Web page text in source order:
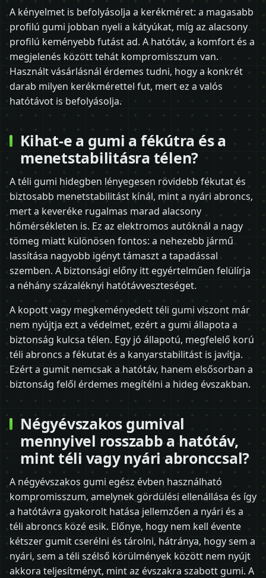
A kényelmet is befolyásolja a kerékméret: a magasabb
profilú gumi jobban nyeli a kátyúkat, míg az alacsony
profilú keményebb futást ad. A hatótáv, a komfort és a
megjelenés között tehát kompromisszum van.
Használt vásárlásnál érdemes tudni, hogy a konkrét
darab milyen kerékmérettel fut, mert ez a valós
hatótávot is befolyásolja.
Kihat-e a gumi a fékútra és a
menetstabilitásra télen?
A téli gumi hidegben lényegesen rövidebb fékutat és
biztosabb menetstabilitást kínál, mint a nyári abroncs,
mert a keveréke rugalmas marad alacsony
hőmérsékleten is. Ez az elektromos autóknál a nagy
tömeg miatt különösen fontos: a nehezebb jármű
lassítása nagyobb igényt támaszt a tapadással
szemben. A biztonsági előny itt egyértelműen felülírja
a néhány százaléknyi hatótávveszteséget.
A kopott vagy megkeményedett téli gumi viszont már
nem nyújtja ezt a védelmet, ezért a gumi állapota a
biztonság kulcsa télen. Egy jó állapotú, megfelelő korú
téli abroncs a fékutat és a kanyarstabilitást is javítja.
Ezért a gumit nemcsak a hatótáv, hanem elsősorban a
biztonság felől érdemes megítélni a hideg évszakban.
Négyévszakos gumival
mennyivel rosszabb a hatótáv,
mint téli vagy nyári abronccsal?
A négyévszakos gumi egész évben használható
kompromisszum, amelynek gördülési ellenállása és így
a hatótávra gyakorolt hatása jellemzően a nyári és a
téli abroncs közé esik. Előnye, hogy nem kell évente
kétszer gumit cserélni és tárolni, hátránya, hogy sem a
nyári, sem a téli szélső körülmények között nem nyújt
akkora teljesítményt, mint az évszakra szabott gumi. A